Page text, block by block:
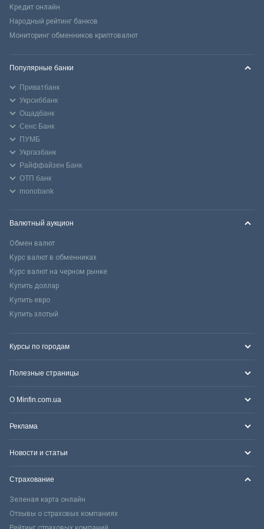
Кредит онлайн
Народный рейтинг банков
Мониторинг обменников криптовалют
Популярные банки
Приватбанк
Укрсиббанк
Ощадбанк
Сенс Банк
ПУМБ
Укргазбанк
Райффайзен Банк
ОТП банк
monobank
Валютный аукцион
Обмен валют
Курс валют в обменниках
Курс валют на черном рынке
Купить доллар
Купить евро
Купить злотый
Курсы по городам
Полезные страницы
О Minfin.com.ua
Реклама
Новости и статьи
Страхование
Зеленая карта онлайн
Отзывы о страховых компаниях